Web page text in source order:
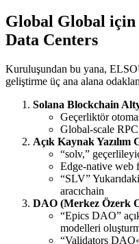
Global Global için
Data Centers
Kuruluşundan bu yana,
geliştirme üç ana alana
Solana Blockchain
Geçerliktör
Global-scale
Açık Kaynak Yazılım
“solv,”
Edge-native web
“SLV”
aracıchain
DAO (Merkez Özerk
“Epics DAO”
modelleri
“Validators